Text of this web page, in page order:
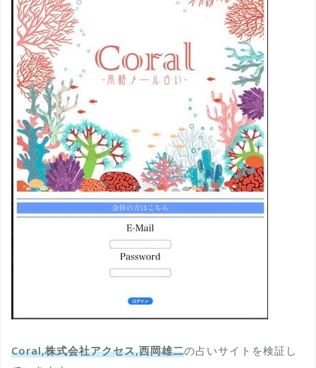
Coral,株式会社アクセス,西岡雄二の占いサイトを検証し